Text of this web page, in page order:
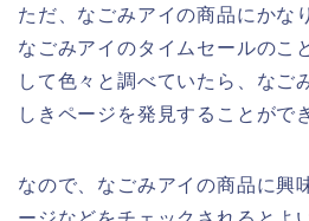
ただ、なごみアイの商品にかな
なごみアイのタイムセールのこ
して色々と調べていたら、なご
しきページを発見することがで
なので、なごみアイの商品に興